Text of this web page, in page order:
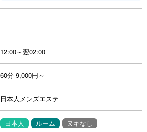
12:00～翌02:00
60分 9,000円～
日本人メンズエステ
日本人 ルーム ヌキなし